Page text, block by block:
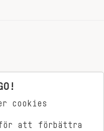
cookies
för att förbättra